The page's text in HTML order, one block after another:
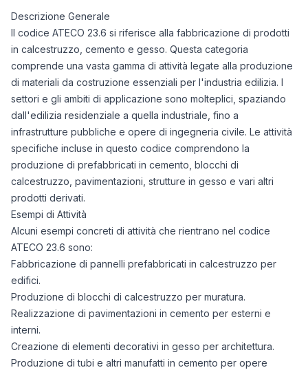
Descrizione Generale
Il codice ATECO 23.6 si riferisce alla fabbricazione di prodotti
in calcestruzzo, cemento e gesso. Questa categoria
comprende una vasta gamma di attività legate alla produzione
di materiali da costruzione essenziali per l'industria edilizia. I
settori e gli ambiti di applicazione sono molteplici, spaziando
dall'edilizia residenziale a quella industriale, fino a
infrastrutture pubbliche e opere di ingegneria civile. Le attività
specifiche incluse in questo codice comprendono la
produzione di prefabbricati in cemento, blocchi di
calcestruzzo, pavimentazioni, strutture in gesso e vari altri
prodotti derivati.
Esempi di Attività
Alcuni esempi concreti di attività che rientrano nel codice
ATECO 23.6 sono:
Fabbricazione di pannelli prefabbricati in calcestruzzo per
edifici.
Produzione di blocchi di calcestruzzo per muratura.
Realizzazione di pavimentazioni in cemento per esterni e
interni.
Creazione di elementi decorativi in gesso per architettura.
Produzione di tubi e altri manufatti in cemento per opere